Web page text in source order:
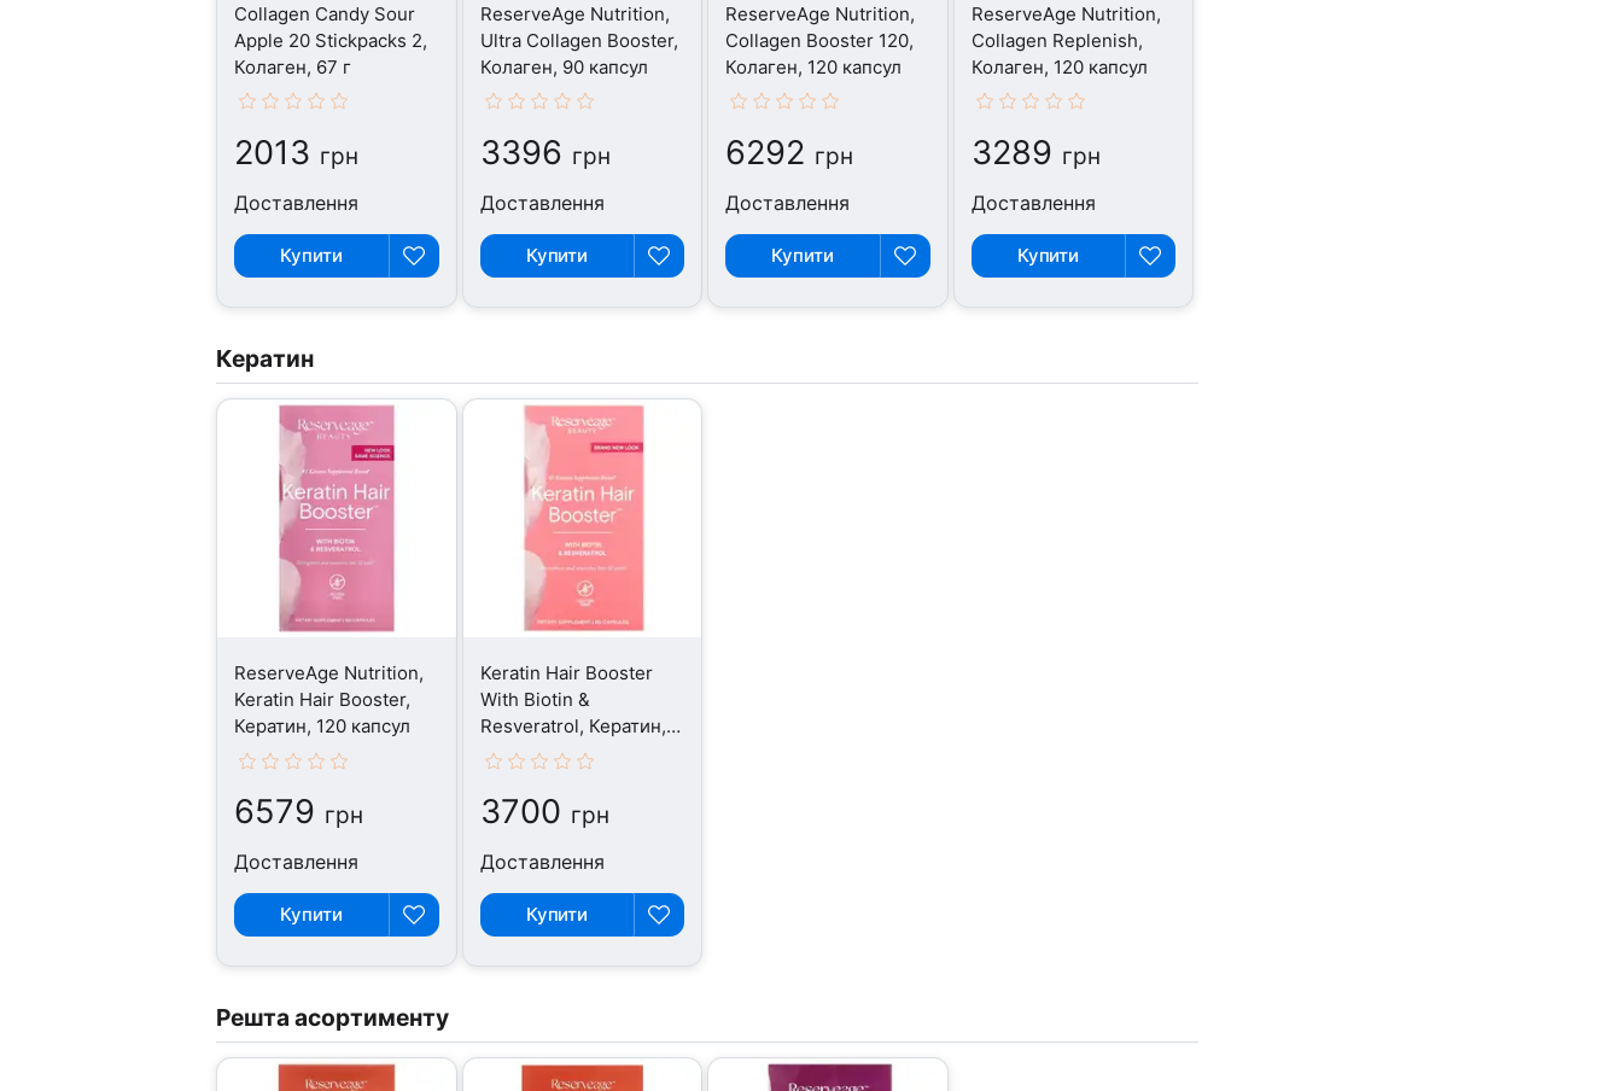
Collagen Candy Sour
Apple 20 Stickpacks 2,
Колаген, 67 г
2013 грн
Доставлення
Купити
ReserveAge Nutrition,
Ultra Collagen Booster,
Колаген, 90 капсул
3396 грн
Доставлення
Купити
ReserveAge Nutrition,
Collagen Booster 120,
Колаген, 120 капсул
6292 грн
Доставлення
Купити
ReserveAge Nutrition,
Collagen Replenish,
Колаген, 120 капсул
3289 грн
Доставлення
Купити
Кератин
ReserveAge Nutrition,
Keratin Hair Booster,
Кератин, 120 капсул
6579 грн
Доставлення
Купити
Keratin Hair Booster
With Biotin &
Resveratrol, Кератин,
60 капсул
3700 грн
Доставлення
Купити
Решта асортименту